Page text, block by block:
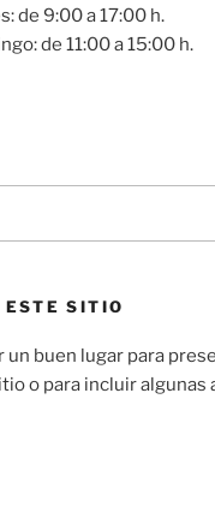
de 9:00 a 17:00 h.
de 11:00 a 15:00 h.
ESTE SITIO
un buen lugar para
o para incluir algunas